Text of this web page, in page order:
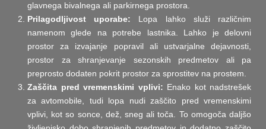
glavnega bivalnega ali parkirnega prostora.
Prilagodljivost uporabe: Lopa lahko služi različnim
namenom glede na potrebe lastnika. Lahko je delovni
prostor za izvajanje popravil ali ustvarjalne dejavnosti,
prostor za shranjevanje sezonskih predmetov ali pa
preprosto dodaten pokrit prostor za sprostitev na prostem.
Zaščita pred vremenskimi vplivi: Enako kot nadstrešek
za avtomobile, tudi lopa nudi zaščito pred vremenskimi
vplivi, kot so sonce, dež, sneg ali toča. To omogoča daljšo